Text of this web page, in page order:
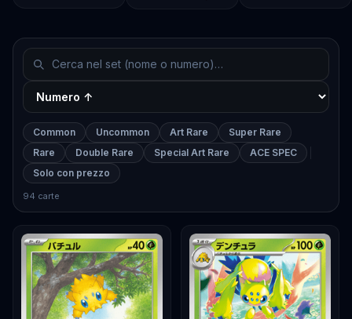
Common Uncommon Art Rare
Super Rare
Rare
Double Rare Special Art Rare
ACE SPEC
Solo con prezzo
94 carte